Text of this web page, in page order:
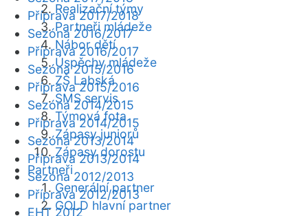
Realizační týmy
Partneři mládeže
Nábor dětí
Úspěchy mládeže
ZŠ Labská
SMS servis
Týmová fota
Zápasy juniorů
Zápasy dorostu
Partneři
Generální partner
GOLD hlavní partner
Příprava 2017/2018
Sezóna 2016/2017
Příprava 2016/2017
Sezóna 2015/2016
Příprava 2015/2016
Sezóna 2014/2015
Příprava 2014/2015
Sezóna 2013/2014
Příprava 2013/2014
Sezóna 2012/2013
Příprava 2012/2013
EHT 2012